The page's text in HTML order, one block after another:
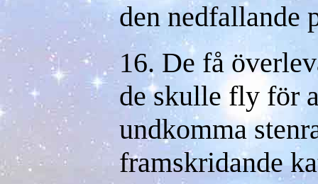
den nedfallande
16. De få
de skulle fly för
undkomma
framskridande